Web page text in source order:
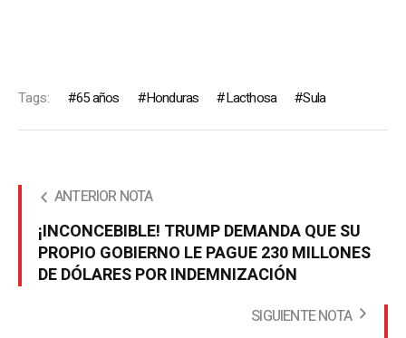
Tags: 65 años Honduras Lacthosa Sula
ANTERIOR NOTA
¡INCONCEBIBLE! TRUMP DEMANDA QUE SU
PROPIO GOBIERNO LE PAGUE 230 MILLONES
DE DÓLARES POR INDEMNIZACIÓN
SIGUIENTE NOTA